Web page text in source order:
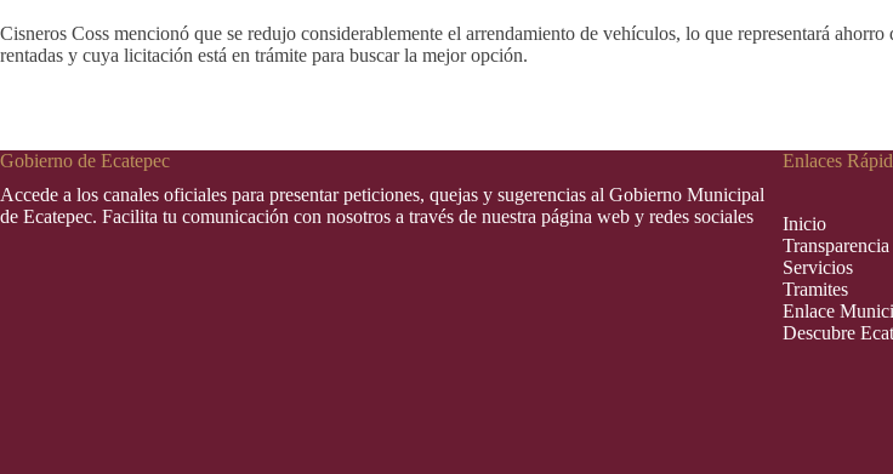
Cisneros Coss mencionó que se redujo considerablemente el arrendamiento de vehículos, lo que representará
rentadas y cuya licitación está en trámite para buscar la mejor opción.
Gobierno de Ecatepec
Accede a los canales oficiales para presentar peticiones, quejas y sugerencias al Gobierno Municipal
de Ecatepec. Facilita tu comunicación con nosotros a través de nuestra página web y redes sociales
Enlaces
Inicio
Transparencia
Servicios
Tramites
Enlace
Descubre